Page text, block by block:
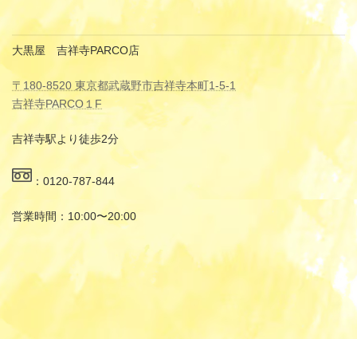
大黒屋 吉祥寺PARCO店
〒180-8520 東京都武蔵野市吉祥寺本町1-5-1
吉祥寺PARCO１F
吉祥寺駅より徒歩2分
：0120-787-844
営業時間：10:00〜20:00